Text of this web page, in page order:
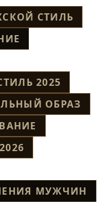
СТИЛЬ
2025
ОБРАЗ
МУЖЧИН